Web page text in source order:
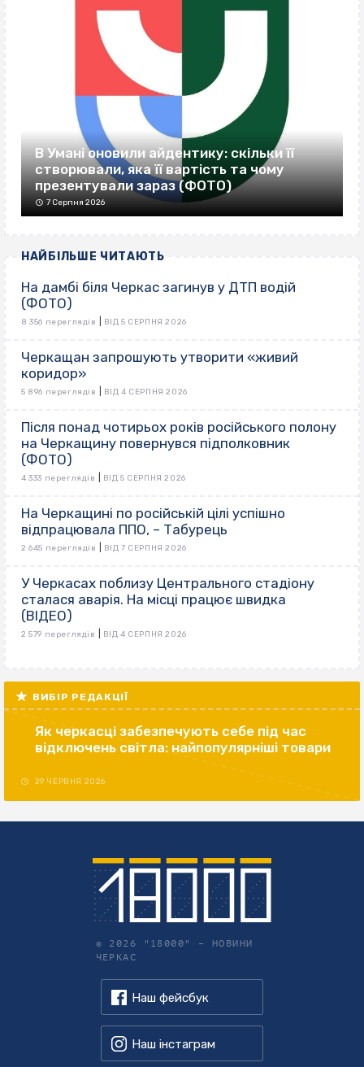
В Умані оновили айдентику: скільки її
створювали, яка її вартість та чому
презентували зараз (ФОТО)
7 Серпня 2026
НАЙБІЛЬШЕ ЧИТАЮТЬ
На дамбі біля Черкас загинув у ДТП водій
(ФОТО)
8 356 переглядів ВІД 5 СЕРПНЯ 2026
Черкащан запрошують утворити «живий
коридор»
5 896 переглядів ВІД 4 СЕРПНЯ 2026
Після понад чотирьох років російського полону
на Черкащину повернувся підполковник
(ФОТО)
4 333 переглядів ВІД 5 СЕРПНЯ 2026
На Черкащині по російській цілі успішно
відпрацювала ППО, – Табурець
2 645 переглядів ВІД 7 СЕРПНЯ 2026
У Черкасах поблизу Центрального стадіону
сталася аварія. На місці працює швидка
(ВІДЕО)
2 579 переглядів ВІД 4 СЕРПНЯ 2026
ВИБІР РЕДАКЦІЇ
Як черкасці забезпечують себе під час
відключень світла: найпопулярніші товари
29 ЧЕРВНЯ 2026
© 2026 "18000" – НОВИНИ
ЧЕРКАС
Наш фейсбук
Наш інстаграм